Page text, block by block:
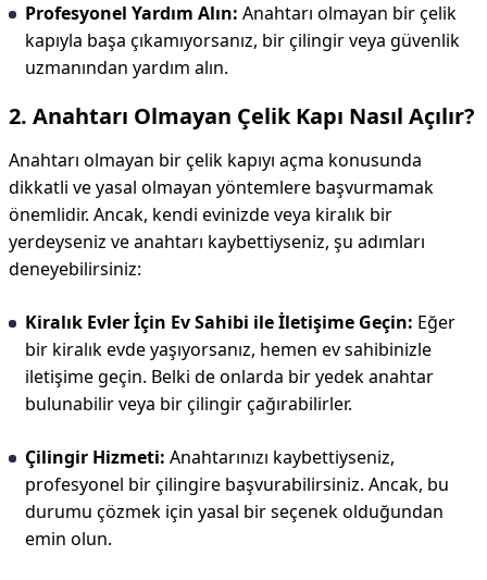
Profesyonel Yardım Alın: Anahtarı olmayan bir çelik
kapıyla başa çıkamıyorsanız, bir çilingir veya güvenlik
uzmanından yardım alın.
2. Anahtarı Olmayan Çelik Kapı Nasıl Açılır?
Anahtarı olmayan bir çelik kapıyı açma konusunda
dikkatli ve yasal olmayan yöntemlere başvurmamak
önemlidir. Ancak, kendi evinizde veya kiralık bir
yerdeyseniz ve anahtarı kaybettiyseniz, şu adımları
deneyebilirsiniz:
Kiralık Evler İçin Ev Sahibi ile İletişime Geçin: Eğer
bir kiralık evde yaşıyorsanız, hemen ev sahibinizle
iletişime geçin. Belki de onlarda bir yedek anahtar
bulunabilir veya bir çilingir çağırabilirler.
Çilingir Hizmeti: Anahtarınızı kaybettiyseniz,
profesyonel bir çilingire başvurabilirsiniz. Ancak, bu
durumu çözmek için yasal bir seçenek olduğundan
emin olun.